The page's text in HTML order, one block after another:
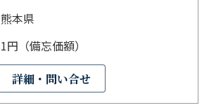
熊本県
1円（備忘価額）
詳細・問い合せ